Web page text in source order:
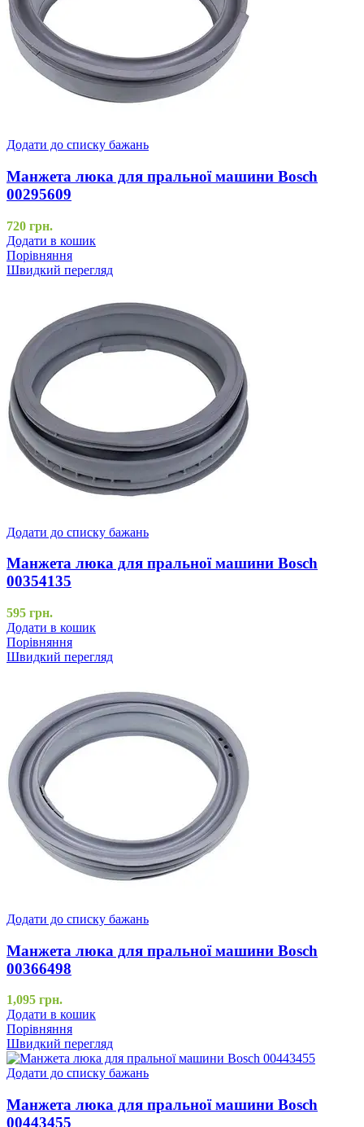
Додати до списку бажань
Манжета люка для пральної машини Bosch
00295609
720 грн.
Додати в кошик
Порівняння
Швидкий перегляд
Додати до списку бажань
Манжета люка для пральної машини Bosch
00354135
595 грн.
Додати в кошик
Порівняння
Швидкий перегляд
Додати до списку бажань
Манжета люка для пральної машини Bosch
00366498
1,095 грн.
Додати в кошик
Порівняння
Швидкий перегляд
Додати до списку бажань
Манжета люка для пральної машини Bosch
00443455